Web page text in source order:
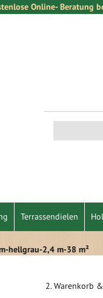
Online- Beratung
Terrassendielen
hellgrau-2,4 m-38 m²
2. Warenkorb